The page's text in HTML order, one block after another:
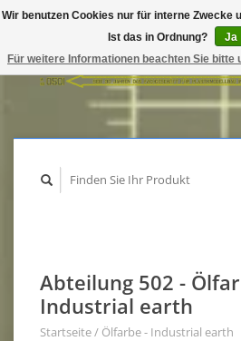
Abteilung 502 -
Industrial earth
Startseite/ Ölfarbe - Industrial earth
Wir benutzen Cookies nur für interne Zwecke
Ist das in Ordnung?
Ja
Für weitere Informationen beachten Sie